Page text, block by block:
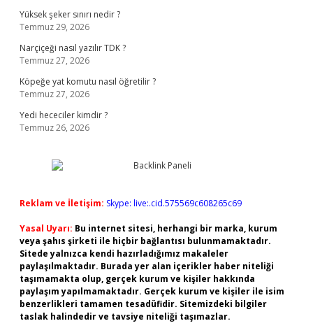
Yüksek şeker sınırı nedir ?
Temmuz 29, 2026
Narçiçeği nasıl yazılır TDK ?
Temmuz 27, 2026
Köpeğe yat komutu nasıl öğretilir ?
Temmuz 27, 2026
Yedi hececiler kimdir ?
Temmuz 26, 2026
Reklam ve İletişim: Skype: live:.cid.575569c608265c69
Yasal Uyarı: Bu internet sitesi, herhangi bir marka, kurum
veya şahıs şirketi ile hiçbir bağlantısı bulunmamaktadır.
Sitede yalnızca kendi hazırladığımız makaleler
paylaşılmaktadır. Burada yer alan içerikler haber niteliği
taşımamakta olup, gerçek kurum ve kişiler hakkında
paylaşım yapılmamaktadır. Gerçek kurum ve kişiler ile isim
benzerlikleri tamamen tesadüfidir. Sitemizdeki bilgiler
taslak halindedir ve tavsiye niteliği taşımazlar.